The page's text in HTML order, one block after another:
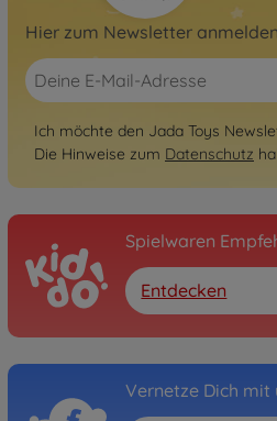
Hier zum Newsletter
Ich möchte den Jada Toys
Die Hinweise zum Datenschutz
Spielwaren
Entdecken
Vernetze Dich mit